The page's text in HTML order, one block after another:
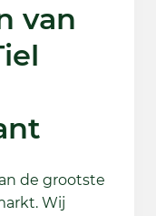
van
de grootste
Wij